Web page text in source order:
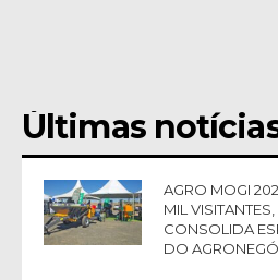
Últimas
AGRO MOGI
MIL
CONSOLIDA
DO